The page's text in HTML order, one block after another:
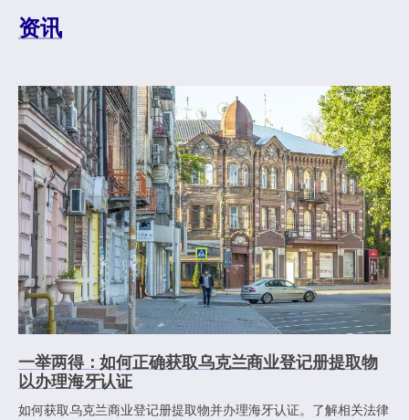
资讯
一举两得：如何正确获取乌克兰商业登记册提取物
以办理海牙认证
如何获取乌克兰商业登记册提取物并办理海牙认证。了解相关法律